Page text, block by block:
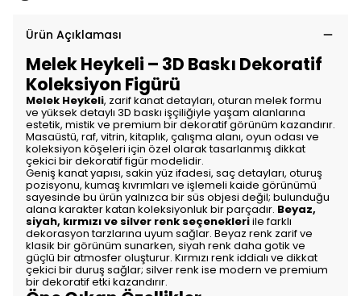
Ürün Açıklaması
Melek Heykeli – 3D Baskı Dekoratif
Koleksiyon Figürü
Melek Heykeli, zarif kanat detayları, oturan melek formu
ve yüksek detaylı 3D baskı işçiliğiyle yaşam alanlarına
estetik, mistik ve premium bir dekoratif görünüm kazandırır.
Masaüstü, raf, vitrin, kitaplık, çalışma alanı, oyun odası ve
koleksiyon köşeleri için özel olarak tasarlanmış dikkat
çekici bir dekoratif figür modelidir.
Geniş kanat yapısı, sakin yüz ifadesi, saç detayları, oturuş
pozisyonu, kumaş kıvrımları ve işlemeli kaide görünümü
sayesinde bu ürün yalnızca bir süs objesi değil; bulunduğu
alana karakter katan koleksiyonluk bir parçadır. Beyaz,
siyah, kırmızı ve silver renk seçenekleriile farklı
dekorasyon tarzlarına uyum sağlar. Beyaz renk zarif ve
klasik bir görünüm sunarken, siyah renk daha gotik ve
güçlü bir atmosfer oluşturur. Kırmızı renk iddialı ve dikkat
çekici bir duruş sağlar; silver renk ise modern ve premium
bir dekoratif etki kazandırır.